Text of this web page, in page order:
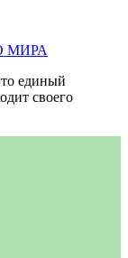
МИРА
единый
своего